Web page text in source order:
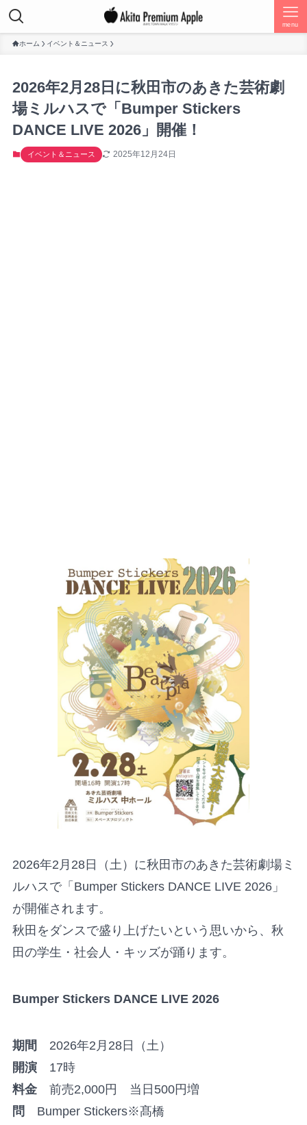
menu
ホーム イベント＆ニュース
2026年2月28日に秋田市のあきた芸術劇
場ミルハスで「Bumper Stickers
DANCE LIVE 2026」開催！
イベント＆ニュース 2025年12月24日
2026年2月28日（土）に秋田市のあきた芸術劇場ミ
ルハスで「Bumper Stickers DANCE LIVE 2026」
が開催されます。
秋田をダンスで盛り上げたいという思いから、秋
田の学生・社会人・キッズが踊ります。
Bumper Stickers DANCE LIVE 2026
期間 2026年2月28日（土）
開演17時
料金前売2,000円 当日500円増
問 Bumper Stickers※髙橋